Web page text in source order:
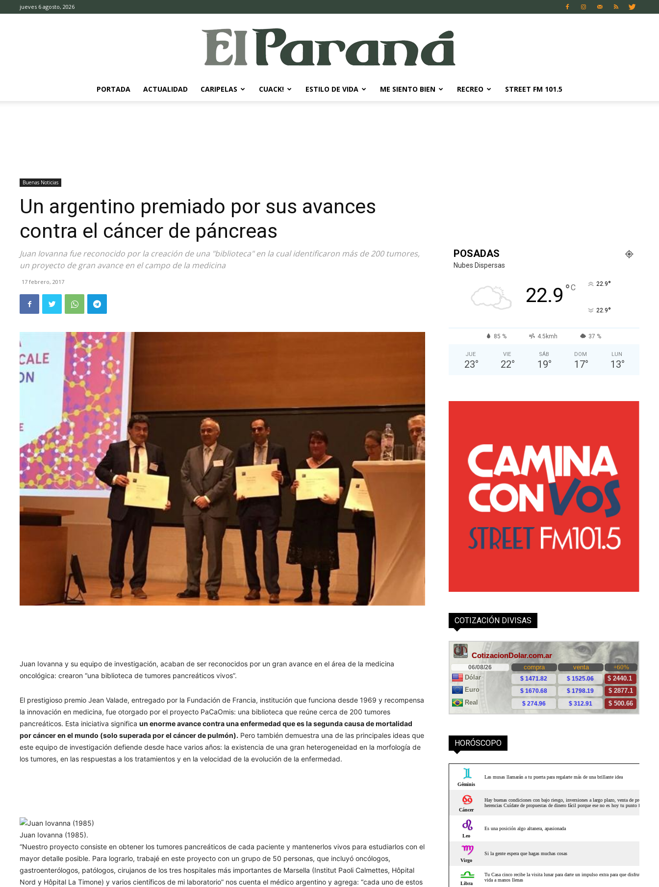
jueves 6 agosto, 2026
PORTADA ACTUALIDAD CARIPELAS CUACK! ESTILO DE VIDA ME SIENTO BIEN RECREO STREET FM 101.5
Buenas Noticias
Un argentino premiado por sus avances
contra el cáncer de páncreas
Juan Iovanna fue reconocido por la creación de una "biblioteca" en la cual identificaron más de 200 tumores,
un proyecto de gran avance en el campo de la medicina
17 febrero, 2017
Juan Iovanna y su equipo de investigación, acaban de ser reconocidos por un gran avance en el área de la medicina
oncológica: crearon “una biblioteca de tumores pancreáticos vivos”.
El prestigioso premio Jean Valade, entregado por la Fundación de Francia, institución que funciona desde 1969 y recompensa
la innovación en medicina, fue otorgado por el proyecto PaCaOmis: una biblioteca que reúne cerca de 200 tumores
pancreáticos. Esta iniciativa significaun enorme avance contra una enfermedad que es la segunda causa de mortalidad
por cáncer en el mundo (solo superada por el cáncer de pulmón). Pero también demuestra una de las principales ideas que
este equipo de investigación defiende desde hace varios años: la existencia de una gran heterogeneidad en la morfología de
los tumores, en las respuestas a los tratamientos y en la velocidad de la evolución de la enfermedad.
Juan Iovanna (1985).
“Nuestro proyecto consiste en obtener los tumores pancreáticos de cada paciente y mantenerlos vivos para estudiarlos con el
mayor detalle posible. Para lograrlo, trabajé en este proyecto con un grupo de 50 personas, que incluyó oncólogos,
gastroenterólogos, patólogos, cirujanos de los tres hospitales más importantes de Marsella (Institut Paoli Calmettes, Hôpital
Nord y Hôpital La Timone) y varios científicos de mi laboratorio” nos cuenta el médico argentino y agrega: “cada uno de estos
POSADAS
Nubes Dispersas
22.9 °C 22.9°
22.9°
85 % 4.5kmh 37 %
JUE
23°
VIE
22°
SÁB
19°
DOM
17°
LUN
13°
COTIZACIÓN DIVISAS
HORÓSCOPO